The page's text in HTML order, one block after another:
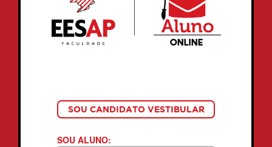
SOU CANDIDATO VESTIBULAR
SOU ALUNO: